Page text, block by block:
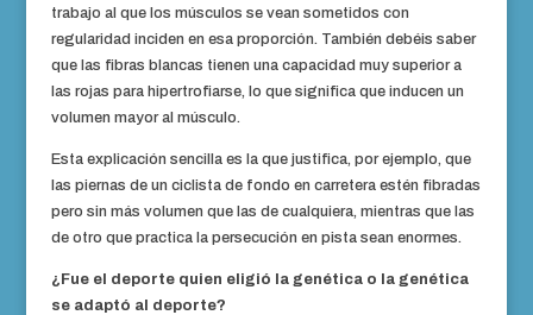
trabajo al que los músculos se vean sometidos con
regularidad inciden en esa proporción. También debéis saber
que las fibras blancas tienen una capacidad muy superior a
las rojas para hipertrofiarse, lo que significa que inducen un
volumen mayor al músculo.
Esta explicación sencilla es la que justifica, por ejemplo, que
las piernas de un ciclista de fondo en carretera estén fibradas
pero sin más volumen que las de cualquiera, mientras que las
de otro que practica la persecución en pista sean enormes.
¿Fue el deporte quien eligió la genética o la genética
se adaptó al deporte?